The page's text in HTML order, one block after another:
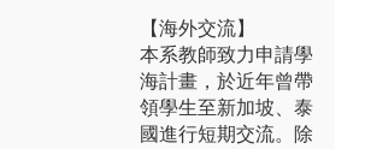
【海外交流】
本系教師致力申請學
海計畫，於近年曾帶
領學生至新加坡、泰
國進行短期交流。除